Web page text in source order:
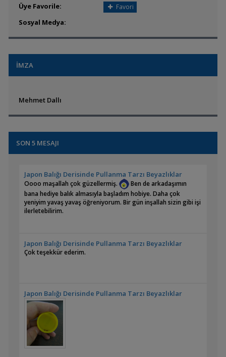
Üye Favorile: Favori
Sosyal Medya:
İMZA
Mehmet Dallı
SON 5 MESAJI
Japon Balığı Derisinde Pullanma Tarzı Beyazlıklar
Oooo maşallah çok güzellermiş.
Ben de arkadaşımın
bana hediye balık almasıyla başladım hobiye. Daha çok
yeniyim yavaş yavaş öğreniyorum. Bir gün inşallah sizin gibi işi
ilerletebilirim.
Japon Balığı Derisinde Pullanma Tarzı Beyazlıklar
Çok teşekkür ederim.
Japon Balığı Derisinde Pullanma Tarzı Beyazlıklar